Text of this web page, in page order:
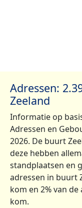
Adressen:
Zeeland
Informatie op
Adressen en
2026. De buurt
deze hebben
standplaatsen en
adressen in buurt
kom en 2% van
kom.